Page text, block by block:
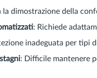
la dimostrazione della
: Richiede
inadeguata per tipi
: Difficile mantenere